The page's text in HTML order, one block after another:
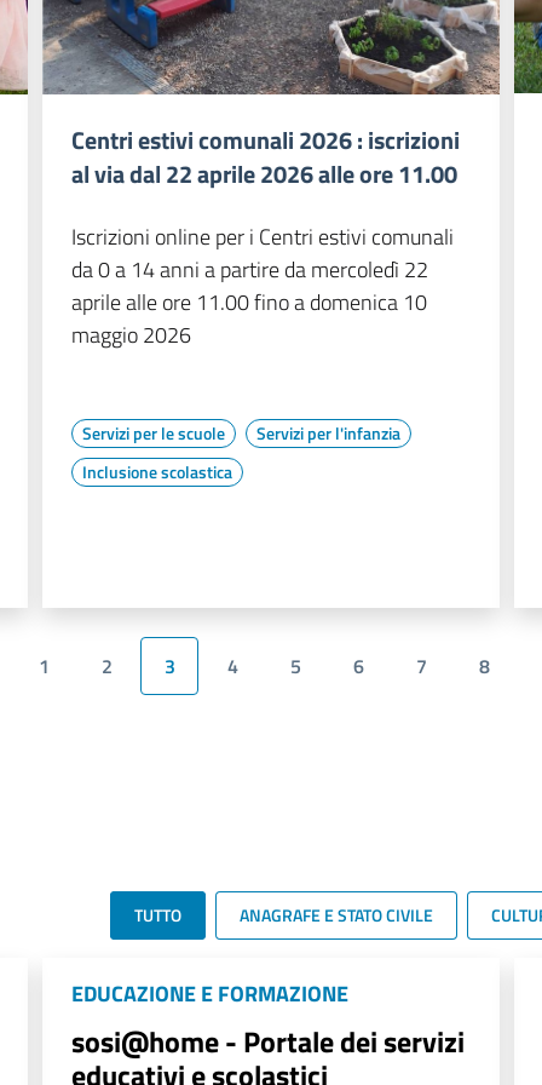
Centri estivi comunali 2026 : iscrizioni
al via dal 22 aprile 2026 alle ore 11.00
Iscrizioni online per i Centri estivi comunali
da 0 a 14 anni a partire da mercoledì 22
aprile alle ore 11.00 fino a domenica 10
maggio 2026
Servizi per le scuole
Servizi per l'infanzia
Inclusione scolastica
1 2 3 4 5 6 7 8
TUTTO ANAGRAFE E STATO CIVILE
EDUCAZIONE E FORMAZIONE
sosi@home - Portale dei servizi
educativi e scolastici